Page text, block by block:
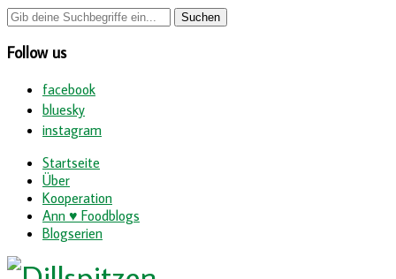
Follow us
facebook
bluesky
instagram
Startseite
Über
Kooperation
Ann ♥ Foodblogs
Blogserien